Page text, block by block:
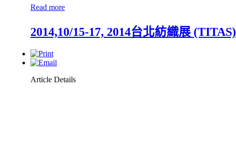
Read more
2014,10/15-17, 2014台北紡織展 (TITAS)
Article Details